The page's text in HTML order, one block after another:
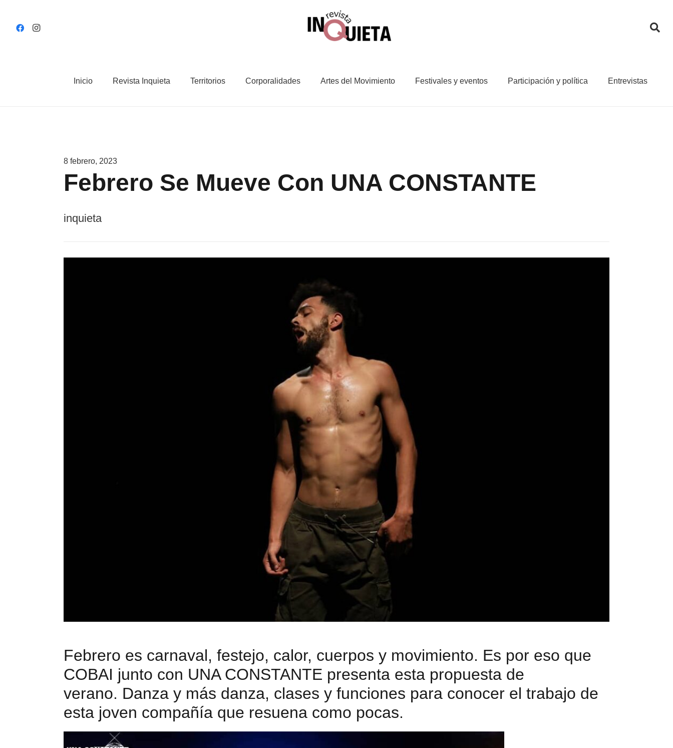
Inicio Revista Inquieta Territorios Corporalidades Artes del Movimiento Festivales y eventos Participación y política Entrevistas
8 febrero, 2023
Febrero Se Mueve Con UNA CONSTANTE
inquieta
Febrero es carnaval, festejo, calor, cuerpos y movimiento. Es por eso que
COBAI junto con UNA CONSTANTE presenta esta propuesta de
verano. Danza y más danza, clases y funciones para conocer el trabajo de
esta joven compañía que resuena como pocas.